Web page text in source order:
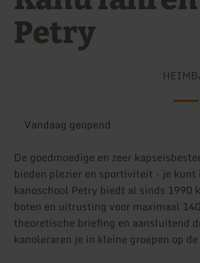
Petry
Vandaag geopend
De goedmoedige en zeer
bieden plezier en sportiviteit - je
kanoschool Petry biedt al sinds 1990
boten en uitrusting voor maximaal
theoretische briefing en aansluitend
kanoleraren je in kleine groepen op